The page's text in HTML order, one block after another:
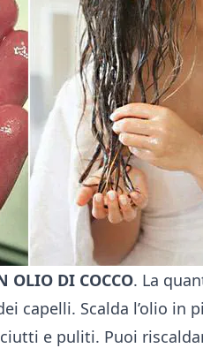
OLIO DI COCCO. La
capelli. Scalda l’olio in
e puliti. Puoi